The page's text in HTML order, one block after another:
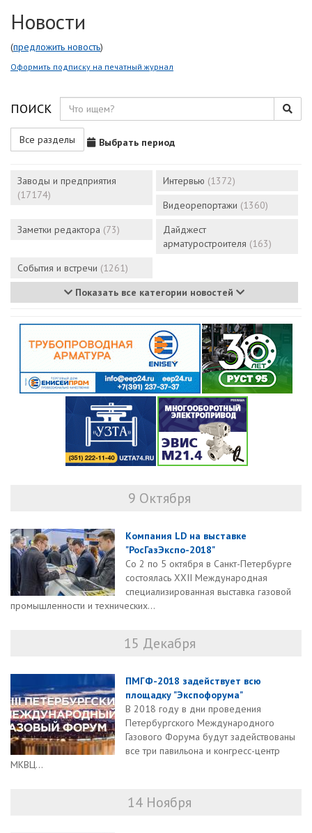
Новости
(предложить новость)
Оформить подписку на печатный журнал
ПОИСК
Все разделы Выбрать период
Заводы и предприятия
(17174)
Интервью (1372)
Видеорепортажи (1360)
Заметки редактора (73)
Дайджест
арматуростроителя (163)
События и встречи (1261)
Показать все категории новостей
9 Октября
Компания LD на выставке
"РосГазЭкспо-2018"
Со 2 по 5 октября в Санкт-Петербурге
состоялась XXII Международная
специализированная выставка газовой
промышленности и технических...
15 Декабря
ПМГФ-2018 задействует всю
площадку "Экспофорума"
В 2018 году в дни проведения
Петербургского Международного
Газового Форума будут задействованы
все три павильона и конгресс-центр
МКВЦ...
14 Ноября